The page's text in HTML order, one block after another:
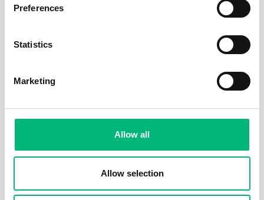
Preferences
Statistics
Marketing
Allow all
Allow selection
Ansök via e-post till
Redo för nästa steg i karriären?
Senior Projektledare Geodataplattform
Avaron AB